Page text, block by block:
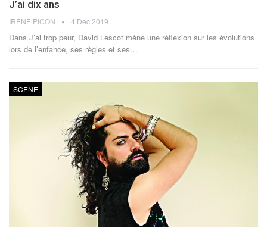
J’ai dix ans
IRENE PICON 4 Déc 2019
Dans J’ai trop peur, David Lescot mène une réflexion sur les évolutions
lors de l’enfance, ses règles et ses…
SCÈNE